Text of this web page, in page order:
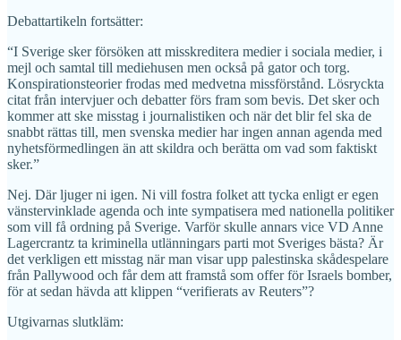
Debattartikeln fortsätter:
“I Sverige sker försöken att misskreditera medier i sociala medier, i
mejl och samtal till mediehusen men också på gator och torg.
Konspirationsteorier frodas med medvetna missförstånd. Lösryckta
citat från intervjuer och debatter förs fram som bevis. Det sker och
kommer att ske misstag i journalistiken och när det blir fel ska de
snabbt rättas till, men svenska medier har ingen annan agenda med
nyhetsförmedlingen än att skildra och berätta om vad som faktiskt
sker.”
Nej. Där ljuger ni igen. Ni vill fostra folket att tycka enligt er egen
vänstervinklade agenda och inte sympatisera med nationella politiker
som vill få ordning på Sverige. Varför skulle annars vice VD Anne
Lagercrantz ta kriminella utlänningars parti mot Sveriges bästa? Är
det verkligen ett misstag när man visar upp palestinska skådespelare
från Pallywood och får dem att framstå som offer för Israels bomber,
för at sedan hävda att klippen “verifierats av Reuters”?
Utgivarnas slutkläm: